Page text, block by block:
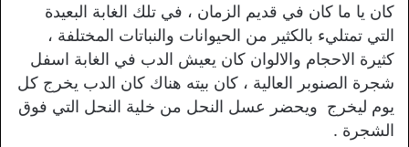
كان يا ما كان في قديم الزمان ، في تلك الغابة البعيدة
التي تمتليء بالكثير من الحيوانات والنباتات المختلفة ،
كثيرة الاحجام والالوان كان يعيش الدب في الغابة اسفل
شجرة الصنوبر العالية ، كان بيته هناك كان الدب يخرج كل
يوم ليخرج ويحضر عسل النحل من خلية النحل التي فوق
الشجرة .